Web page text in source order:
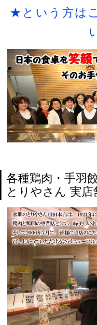
★という方は
各種鶏肉・手羽
とりやさん 実店